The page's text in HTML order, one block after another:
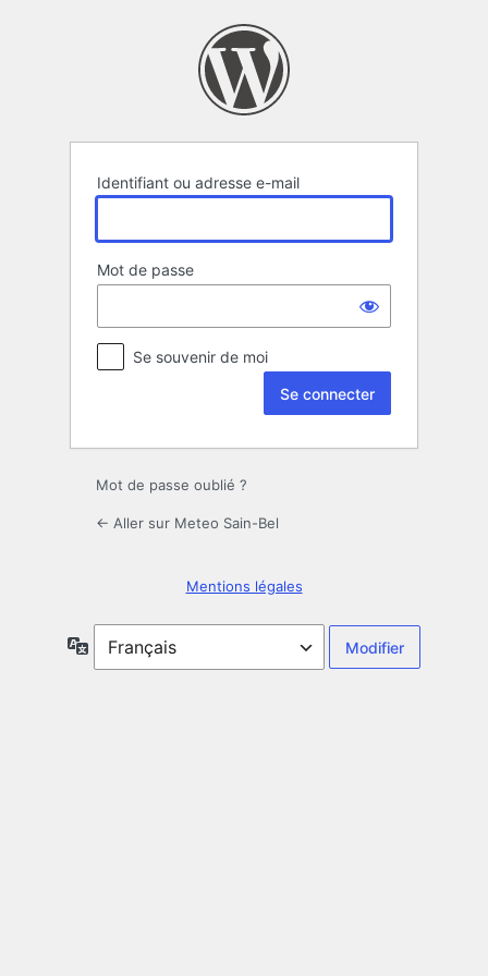
Identifiant ou adresse e-mail
Mot de passe
Se souvenir de moi
Mot de passe oublié ?
← Aller sur Meteo Sain-Bel
Mentions légales
Langue